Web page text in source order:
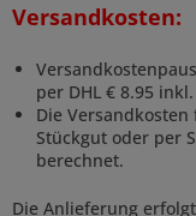
Versandkosten:
per DHL € 8.95
Die
Stückgut oder per
berechnet.
Die Anlieferung